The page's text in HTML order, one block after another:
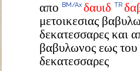
απο BM/Ax δαυιδ TR
μετοικεσιας
δεκατεσσαρες και
βαβυλωνος εως του
δεκατεσσαρες